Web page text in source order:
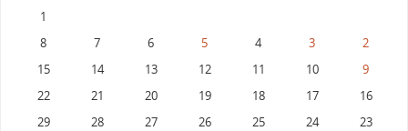
1
2
3
4
5
6
7
8
9
10
11
12
13
14
15
16
17
18
19
20
21
22
23
24
25
26
27
28
29